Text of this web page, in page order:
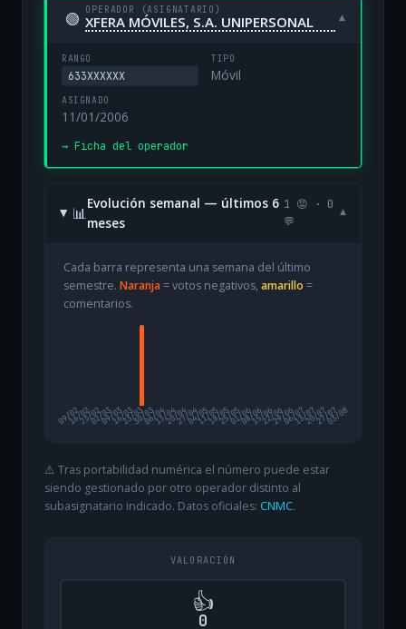
🟢 OPERADOR (ASIGNATARIO)
XFERA MÓVILES, S.A. UNIPERSONAL ▾
RANGO
633XXXXXX
TIPO
Móvil
ASIGNADO
11/01/2006
→ Ficha del operador
📊
Evolución semanal — últimos 6
meses
1 😡 · 0
💬
▾
Cada barra representa una semana del último
semestre. Naranja= votos negativos, amarillo =
comentarios.
09/02
16/0223/0202/0309/0316/0323/0330/0306/0413/0420/0427/0404/0511/0518/0525/0501/0608/0615/0622/0629/0606/0713/0720/0727/07
03/08
⚠️ Tras portabilidad numérica el número puede estar
siendo gestionado por otro operador distinto al
subasignatario indicado. Datos oficiales: CNMC.
VALORACIÓN
👍
0